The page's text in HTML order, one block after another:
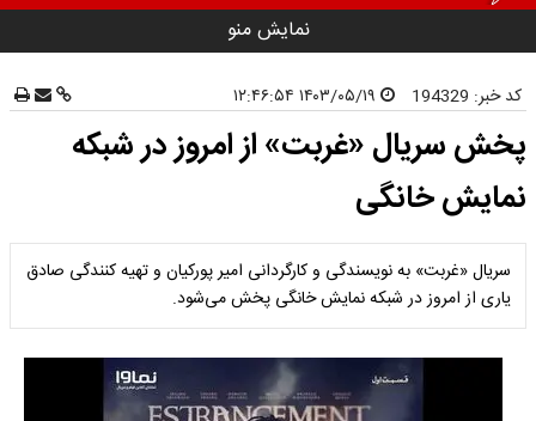
نمایش منو
کد خبر: 194329
پخش سریال «غربت» از امروز در شبکه
نمایش خانگی
سریال «غربت» به نویسندگی و کارگردانی امیر پورکیان و تهیه کنندگی صادق
یاری از امروز در شبکه نمایش خانگی پخش می‌شود.